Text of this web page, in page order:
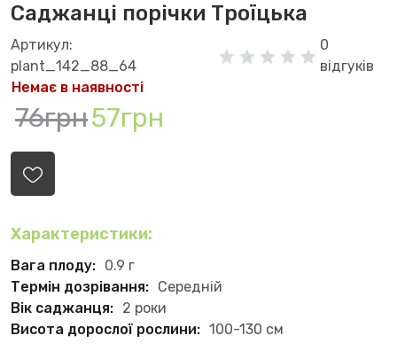
Саджанці порічки Троїцька
Артикул:
plant_142_88_64
0
відгуків
Немає в наявності
76грн57грн
Характеристики:
Вага плоду: 0.9 г
Термін дозрівання: Середній
Вік саджанця: 2 роки
Висота дорослої рослини: 100-130 см